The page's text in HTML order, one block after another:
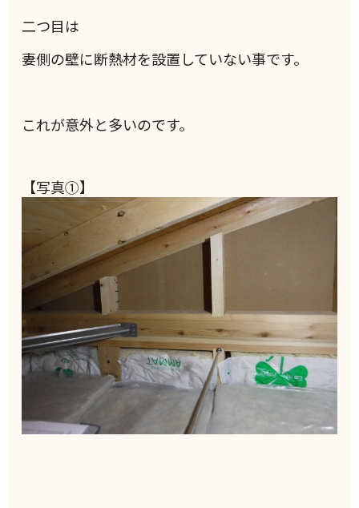
二つ目は
妻側の壁に断熱材を設置していない事です。
これが意外と多いのです。
【写真①】